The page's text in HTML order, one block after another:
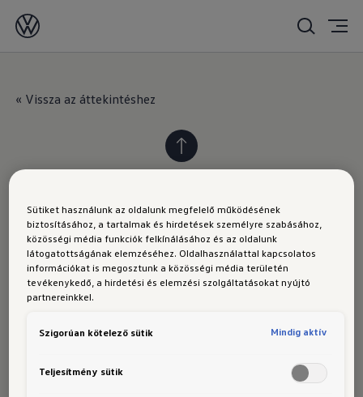
2020. 09. 24.
« Vissza az áttekintéshez
VOLKSWAGEN
Modellek
Hírek
A Volkswagen élménye
Sütiket használunk az oldalunk megfelelő működésének
biztosításához, a tartalmak és hirdetések személyre szabásához,
közösségi média funkciók felkínálásához és az oldalunk
látogatottságának elemzéséhez. Oldalhasználattal kapcsolatos
információkat is megosztunk a közösségi média területén
tevékenykedő, a hirdetési és elemzési szolgáltatásokat nyújtó
partnereinkkel.
Szigorúan kötelező sütik Mindig aktív
Teljesítmény sütik